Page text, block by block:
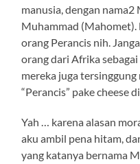
manusia, dengan nama2
Muhammad (Mahomet).
orang Perancis nih.
orang dari Afrika sebagai
mereka juga
“Perancis” pake cheese
Yah … karena alasan
aku ambil pena hitam,
yang katanya bernama